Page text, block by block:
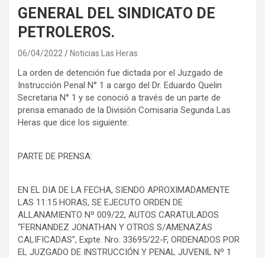
GENERAL DEL SINDICATO DE
PETROLEROS.
06/04/2022 Noticias Las Heras
La orden de detención fue dictada por el Juzgado de
Instrucción Penal N° 1 a cargo del Dr. Eduardo Quelin
Secretaria N° 1 y se conoció a través de un parte de
prensa emanado de la División Comisaria Segunda Las
Heras que dice los siguiente:
PARTE DE PRENSA:
EN EL DIA DE LA FECHA, SIENDO APROXIMADAMENTE
LAS 11:15 HORAS, SE EJECUTO ORDEN DE
ALLANAMIENTO Nº 009/22, AUTOS CARATULADOS
“FERNANDEZ JONATHAN Y OTROS S/AMENAZAS
CALIFICADAS”, Expte. Nro. 33695/22-F, ORDENADOS POR
EL JUZGADO DE INSTRUCCIÓN Y PENAL JUVENIL Nº 1